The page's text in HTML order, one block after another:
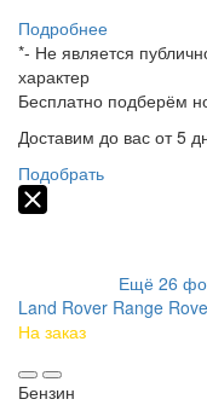
Подробнее
*- Не является
характер
Бесплатно подберём
Доставим до вас от 5
Подобрать
Ещё 26
Land Rover Range
На заказ
Бензин